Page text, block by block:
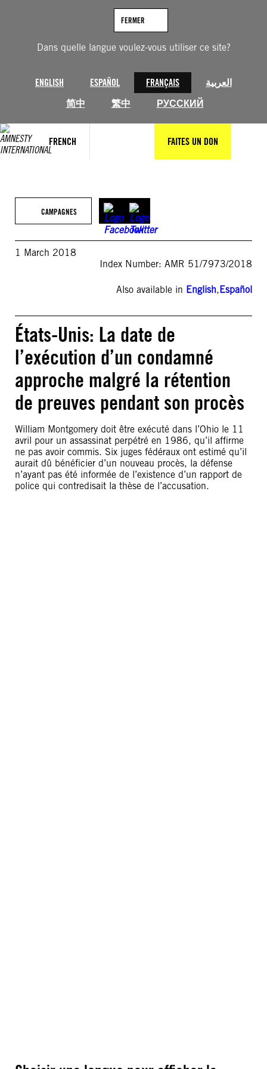
Dans quelle langue voulez-vous utiliser ce site?
ENGLISH ESPAÑOL FRANÇAIS
العربية
简中
繁中 РУССКИЙ
FERMER
FRENCH FAITES UN DON
CAMPAGNES
1 March 2018
Index Number: AMR 51/7973/2018
Also available in English,Español
États-Unis: La date de
l’exécution d’un condamné
approche malgré la rétention
de preuves pendant son procès
William Montgomery doit être exécuté dans l’Ohio le 11
avril pour un assassinat perpétré en 1986, qu’il affirme
ne pas avoir commis. Six juges fédéraux ont estimé qu’il
aurait dû bénéficier d’un nouveau procès, la défense
n’ayant pas été informée de l’existence d’un rapport de
police qui contredisait la thèse de l’accusation.